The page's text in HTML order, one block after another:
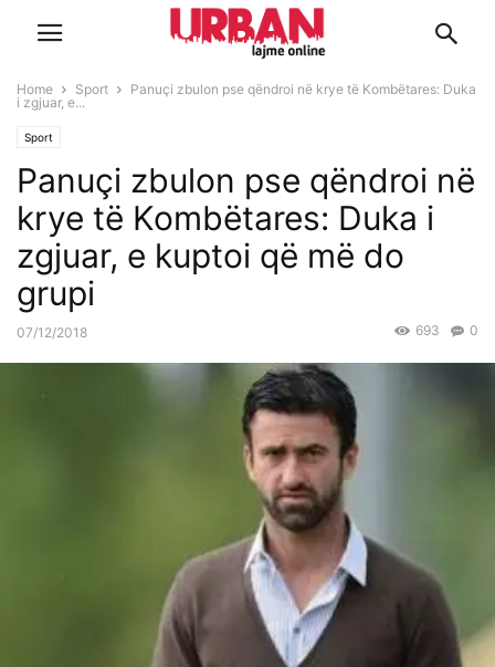
Home Sport
Panuçi zbulon pse qëndroi në krye të Kombëtares: Duka
i zgjuar, e...
Sport
Panuçi zbulon pse qëndroi në
krye të Kombëtares: Duka i
zgjuar, e kuptoi që më do
grupi
07/12/2018 0
693